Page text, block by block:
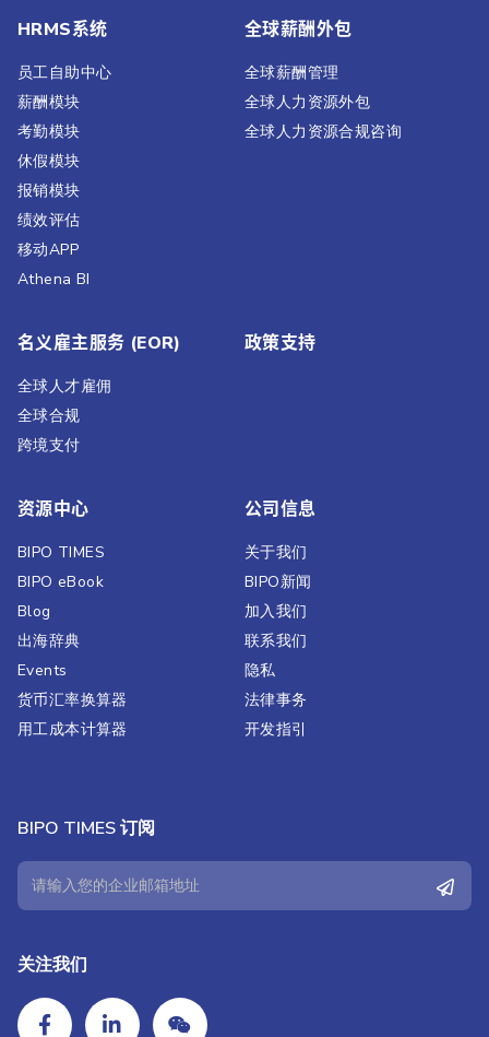
HRMS系统
员工自助中心
薪酬模块
考勤模块
休假模块
报销模块
绩效评估​
移动APP
Athena BI
全球薪酬外包
全球薪酬管理
全球人力资源外包
全球人力资源合规咨询
名义雇主服务 (EOR)
全球人才雇佣
全球合规
跨境支付
政策支持
资源中心
BIPO TIMES
BIPO eBook
Blog
出海辞典
Events
货币汇率换算器
用工成本计算器
公司信息
关于我们
BIPO新闻​
加入我们
联系我们
隐私
法律事务
开发指引
BIPO TIMES 订阅
关注我们